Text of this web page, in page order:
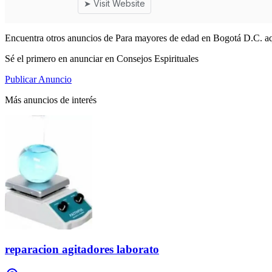
Encuentra otros anuncios de Para mayores de edad en Bogotá D.C.
Sé el primero en anunciar en Consejos Espirituales
Publicar Anuncio
Más anuncios de interés
reparacion agitadores laborato